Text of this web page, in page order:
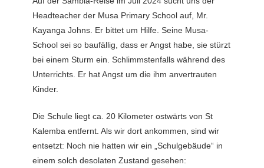
Headteacher der Musa Primary School auf, Mr.
Kayanga Johns. Er bittet um Hilfe. Seine Musa-
School sei so baufällig, dass er Angst habe, sie stürzt
bei einem Sturm ein. Schlimmstenfalls während des
Unterrichts. Er hat Angst um die ihm anvertrauten
Kinder.
Die Schule liegt ca. 20 Kilometer ostwärts von St
Kalemba entfernt. Als wir dort ankommen, sind wir
entsetzt: Noch nie hatten wir ein „Schulgebäude“ in
einem solch desolaten Zustand gesehen: